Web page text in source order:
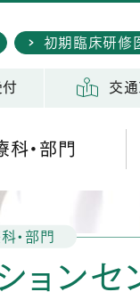
初期臨床研修
付 交通
科・部門
・部門
ョンセ